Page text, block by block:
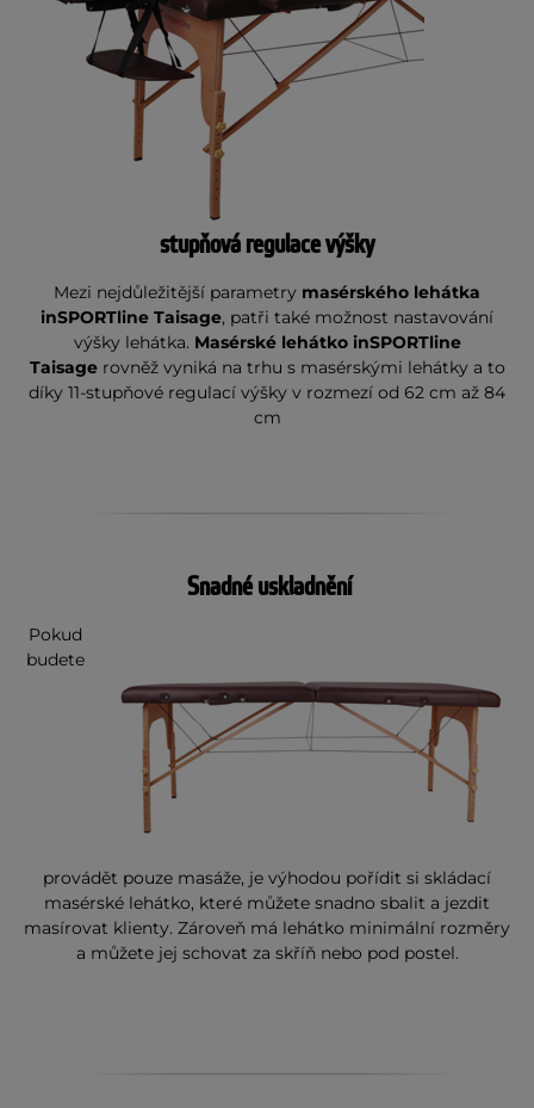
stupňová regulace výšky
Mezi nejdůležitější parametry masérského lehátka
inSPORTline Taisage, patři také možnost nastavování
výšky lehátka. Masérské lehátko inSPORTline
Taisage rovněž vyniká na trhu s masérskými lehátky a to
díky 11-stupňové regulací výšky v rozmezí od 62 cm až 84
cm
Snadné uskladnění
Pokud
budete
provádět pouze masáže, je výhodou pořídit si skládací
masérské lehátko, které můžete snadno sbalit a jezdit
masírovat klienty. Zároveň má lehátko minimální rozměry
a můžete jej schovat za skříň nebo pod postel.